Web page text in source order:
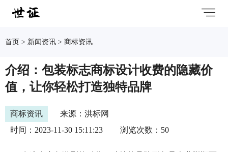
首页 > 新闻资讯 > 商标资讯
介绍：包装标志商标设计收费的隐藏价
值，让你轻松打造独特品牌
商标资讯
来源：洪标网
时间：2023-11-30 15:11:23
浏览次数：50